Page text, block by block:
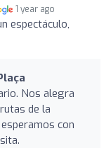
1 year ago
espectáculo,
Nos alegra
de la
con